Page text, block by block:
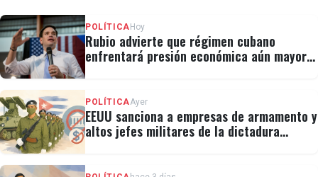
POLÍTICA Hoy
Rubio advierte que régimen cubano
enfrentará presión económica aún mayor:
POLÍTICAAyer
EEUU sanciona a empresas de armamento y
altos jefes militares de la dictadura